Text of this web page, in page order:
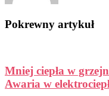
Pokrewny artykuł
Mniej ciepła w
Awaria w